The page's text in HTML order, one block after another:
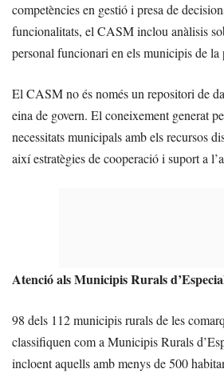
competències en gestió i presa de
funcionalitats, el CASM inclou anàlisis
personal funcionari en els municipis de la
El CASM no és només un repositori de
eina de govern. El coneixement generat
necessitats municipals amb els recursos
així estratègies de cooperació i suport a
Atenció als Municipis Rurals
98 dels 112 municipis rurals de les
classifiquen com a Municipis Rurals
incloent aquells amb menys de 500